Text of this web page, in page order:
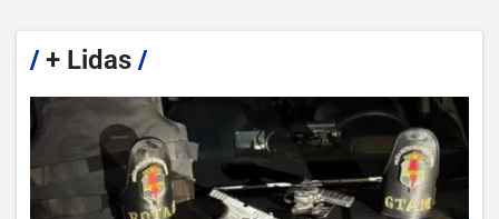
/+ Lidas /